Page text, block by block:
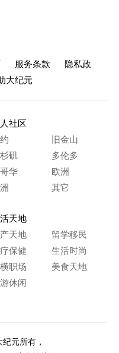
服务条款
隐私政
大纪元
社区
旧金山
矶
多伦多
华
欧洲
其它
天地
天地
留学移民
保健
生活时尚
职场
美食天地
休闲
元所有，